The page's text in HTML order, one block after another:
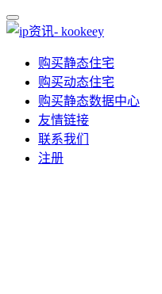
购买静态住宅
购买动态住宅
购买静态数据中心
友情链接
联系我们
注册